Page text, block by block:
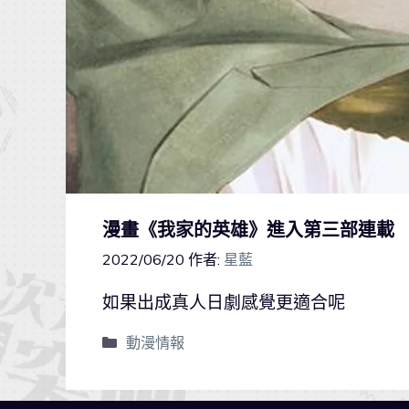
漫畫《我家的英雄》進入第三部連
2022/06/20 作者: 星藍
如果出成真人日劇感覺更適合呢
動漫情報